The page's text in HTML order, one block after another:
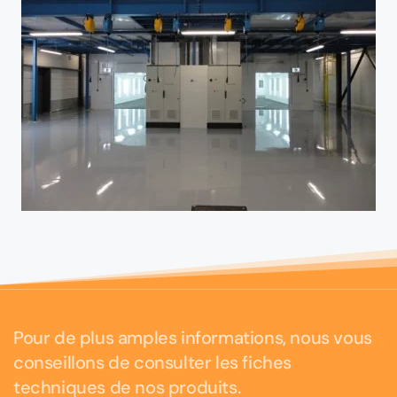
Voir
Pour de plus amples informations, nous vous
conseillons de consulter les fiches
techniques de nos produits.